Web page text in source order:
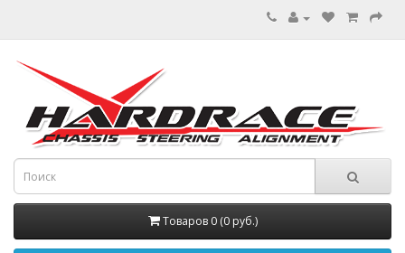
Товаров 0 (0 руб.)